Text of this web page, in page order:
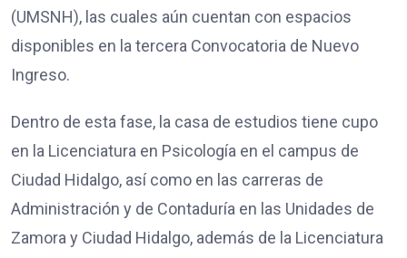
(UMSNH), las cuales aún cuentan con espacios
disponibles en la tercera Convocatoria de Nuevo
Ingreso.
Dentro de esta fase, la casa de estudios tiene cupo
en la Licenciatura en Psicología en el campus de
Ciudad Hidalgo, así como en las carreras de
Administración y de Contaduría en las Unidades de
Zamora y Ciudad Hidalgo, además de la Licenciatura